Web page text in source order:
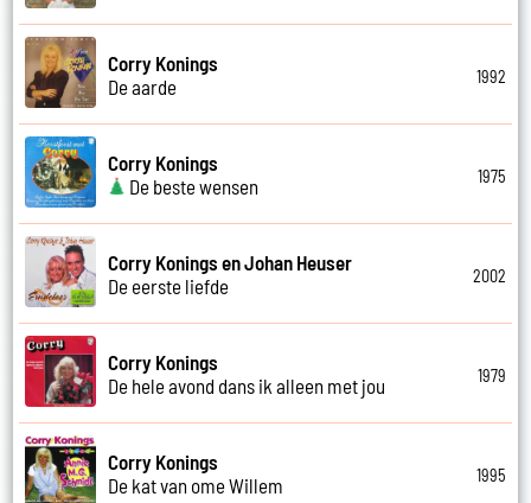
Corry Konings
De aarde
1992
Corry Konings
De beste wensen
1975
Corry Konings en Johan Heuser
De eerste liefde
2002
Corry Konings
De hele avond dans ik alleen met jou
1979
Corry Konings
De kat van ome Willem
1995